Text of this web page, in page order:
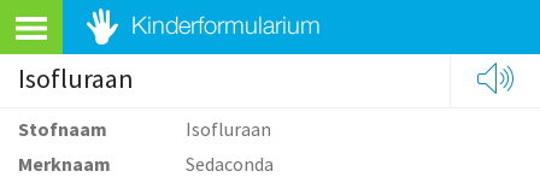
Isofluraan
Stofnaam
Isofluraan
Merknaam
Sedaconda